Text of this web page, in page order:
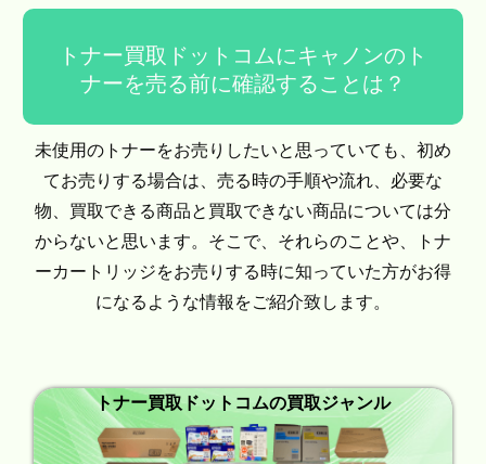
トナー買取ドットコムにキャノンのト
ナーを売る前に確認することは？
未使用のトナーをお売りしたいと思っていても、初め
てお売りする場合は、売る時の手順や流れ、必要な
物、買取できる商品と買取できない商品については分
からないと思います。そこで、それらのことや、トナ
ーカートリッジをお売りする時に知っていた方がお得
になるような情報をご紹介致します。
トナー買取ドットコムの買取ジャンル